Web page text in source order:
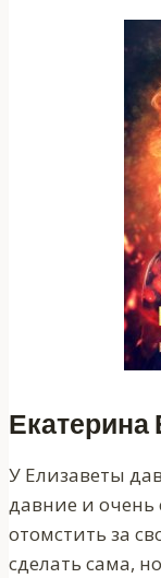
Екатерина
У Елизаветы
давние и очень
отомстить за
сделать сама,